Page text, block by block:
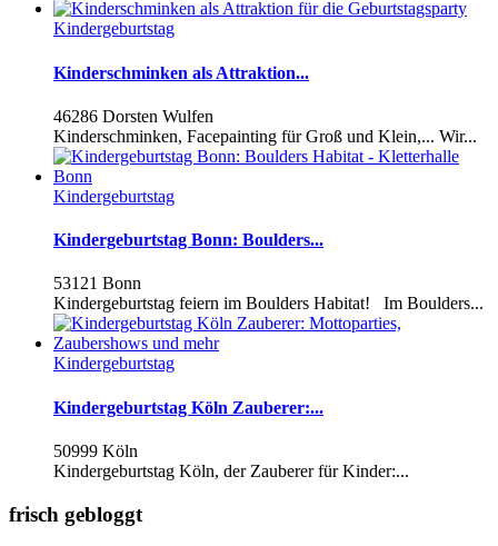
Kindergeburtstag
Kinderschminken als Attraktion...
46286 Dorsten Wulfen
Kinderschminken, Facepainting für Groß und Klein,... Wir...
Kindergeburtstag
Kindergeburtstag Bonn: Boulders...
53121 Bonn
Kindergeburtstag feiern im Boulders Habitat! Im Boulders...
Kindergeburtstag
Kindergeburtstag Köln Zauberer:...
50999 Köln
Kindergeburtstag Köln, der Zauberer für Kinder:...
frisch gebloggt